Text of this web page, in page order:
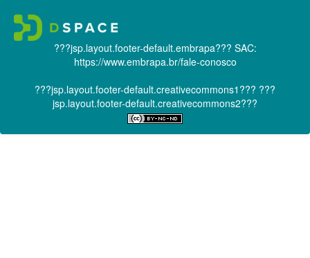
???jsp.layout.footer-default.embrapa??? SAC:
https://www.embrapa.br/fale-conosco
???jsp.layout.footer-default.creativecommons1??? ???
jsp.layout.footer-default.creativecommons2???